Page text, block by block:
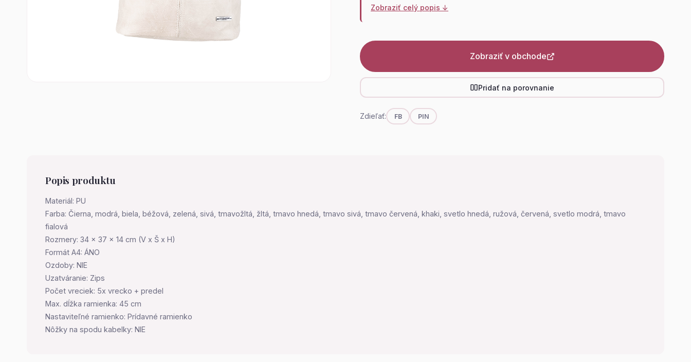
Zobraziť celý popis ↓
Zobraziť v obchode
Pridať na porovnanie
Zdieľať: FB PIN
Popis produktu
Materiál: PU
Farba: Čierna, modrá, biela, béžová, zelená, sivá, tmavožltá, žltá, tmavo hnedá, tmavo sivá, tmavo červená, khaki, svetlo hnedá, ružová, červená, svetlo modrá, tmavo
fialová
Rozmery: 34 x 37 x 14 cm (V x Š x H)
Formát A4: ÁNO
Ozdoby: NIE
Uzatváranie: Zips
Počet vreciek: 5x vrecko + predel
Max. dĺžka ramienka: 45 cm
Nastaviteľné ramienko: Prídavné ramienko
Nôžky na spodu kabelky: NIE